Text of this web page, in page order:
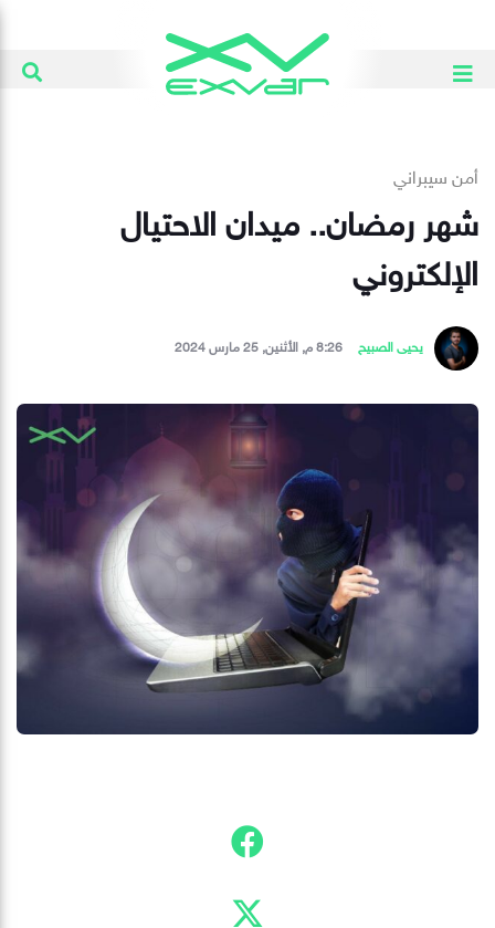
أمن سيبراني
شهر رمضان.. ميدان الاحتيال
الإلكتروني
يحيى الصبيح 8:26 م, الأثنين, 25 مارس 2024